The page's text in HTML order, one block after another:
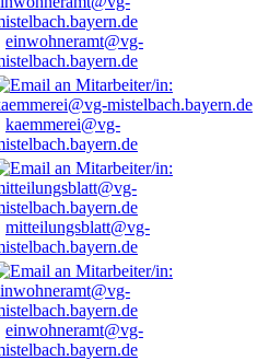
einwohneramt@vg-
kaemmerei@vg-
mitteilungsblatt@vg-
einwohneramt@vg-